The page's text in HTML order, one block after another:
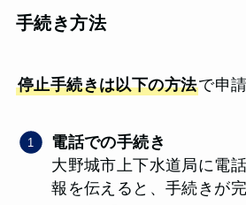
手続き方法
停止手続きは以下の方法で申
電話での手続き
大野城市上下水道局に電
報を伝えると、手続きが完